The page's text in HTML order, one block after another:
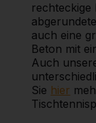
rechteckige
auch eine
Beton mit
Auch
Sie hier